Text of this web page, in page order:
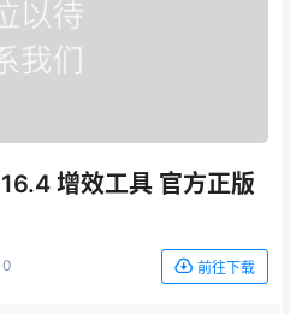
增效工具 官方正版
0 前往下载